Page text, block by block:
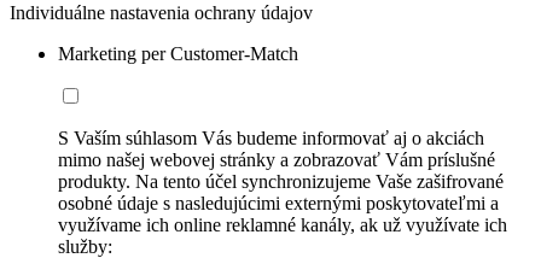
Individuálne nastavenia ochrany údajov
Marketing per Customer-Match
S Vaším súhlasom Vás budeme informovať aj o akciách
mimo našej webovej stránky a zobrazovať Vám príslušné
produkty. Na tento účel synchronizujeme Vaše zašifrované
osobné údaje s nasledujúcimi externými poskytovateľmi a
využívame ich online reklamné kanály, ak už využívate ich
služby: